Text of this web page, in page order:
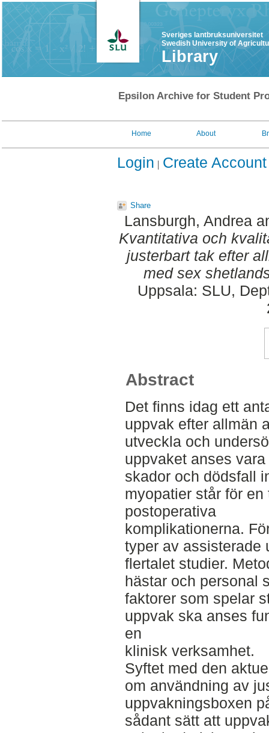
Sveriges lantbruksuniversitet
Swedish University of
Library
Epsilon Archive for Student
Home About
Login Create Account
Share
Lansburgh, Andrea
Kvantitativa och
justerbart tak efter
med sex
Uppsala: SLU,
Abstract
Det finns idag ett
uppvak efter allmän
utveckla och
uppvaket anses
skador och dödsfall
myopatier står för
postoperativa
komplikationerna.
typer av assisterade
flertalet studier.
hästar och personal
faktorer som spelar
uppvak ska anses
en
klinisk verksamhet.
Syftet med den
om användning av
uppvakningsboxen
sådant sätt att